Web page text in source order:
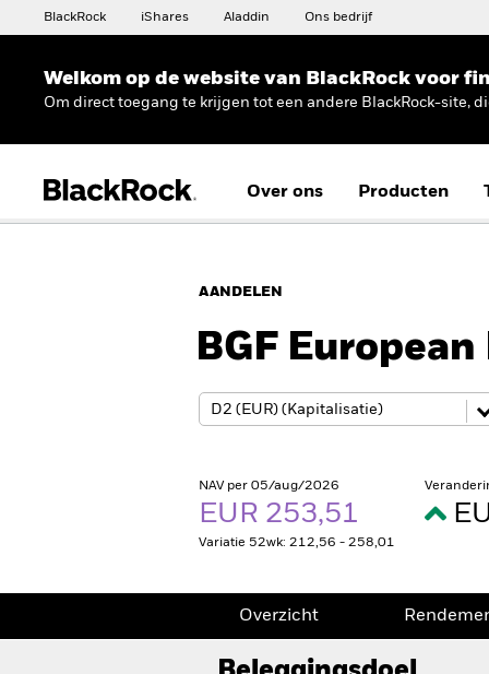
BlackRock iShares Aladdin Ons bedrijf
Welkom op de website van BlackRock voor
Om direct toegang te krijgen tot een andere BlackRock-site,
Over ons Producten
AANDELEN
BGF European
NAV per 05/aug/2026
EUR 253,51
Variatie 52wk: 212,56 - 258,01
Overzicht